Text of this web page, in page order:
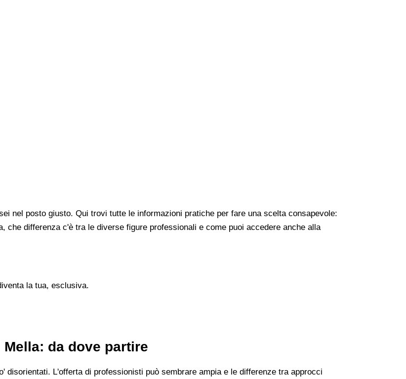
nel posto giusto. Qui trovi tutte le informazioni pratiche per fare una scelta consapevole:
che differenza c'è tra le diverse figure professionali e come puoi accedere anche alla
la tua, esclusiva.
da dove partire
L'offerta di professionisti può sembrare ampia e le differenze tra approcci